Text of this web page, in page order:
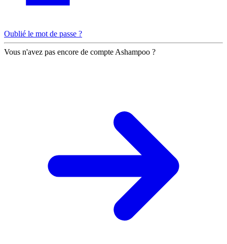
Oublié le mot de passe ?
Vous n'avez pas encore de compte Ashampoo ?